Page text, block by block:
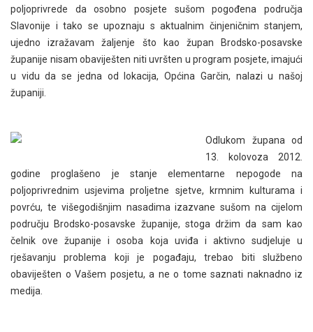
poljoprivrede da osobno posjete sušom pogođena područja
Slavonije i tako se upoznaju s aktualnim činjeničnim stanjem,
ujedno izražavam žaljenje što kao župan Brodsko-posavske
županije nisam obaviješten niti uvršten u program posjete, imajući
u vidu da se jedna od lokacija, Općina Garčin, nalazi u našoj
županiji.
Odlukom župana od
13. kolovoza 2012.
godine proglašeno je stanje elementarne nepogode na
poljoprivrednim usjevima proljetne sjetve, krmnim kulturama i
povrću, te višegodišnjim nasadima izazvane sušom na cijelom
području Brodsko-posavske županije, stoga držim da sam kao
čelnik ove županije i osoba koja uviđa i aktivno sudjeluje u
rješavanju problema koji je pogađaju, trebao biti službeno
obaviješten o Vašem posjetu, a ne o tome saznati naknadno iz
medija.